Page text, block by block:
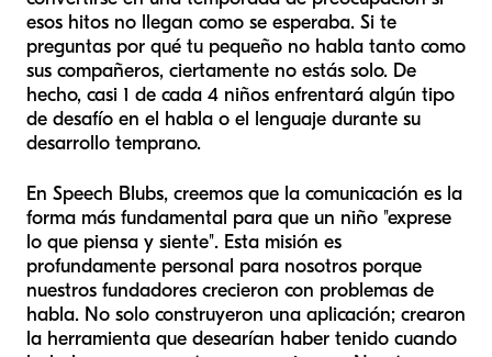
esos hitos no llegan como se esperaba. Si te
preguntas por qué tu pequeño no habla tanto como
sus compañeros, ciertamente no estás solo. De
hecho, casi 1 de cada 4 niños enfrentará algún tipo
de desafío en el habla o el lenguaje durante su
desarrollo temprano.
En Speech Blubs, creemos que la comunicación es la
forma más fundamental para que un niño "exprese
lo que piensa y siente". Esta misión es
profundamente personal para nosotros porque
nuestros fundadores crecieron con problemas de
habla. No solo construyeron una aplicación; crearon
la herramienta que desearían haber tenido cuando